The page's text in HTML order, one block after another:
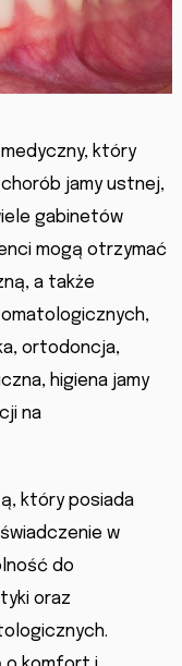
który
jamy ustnej,
gabinetów
mogą otrzymać
a także
ortodoncja,
higiena jamy
na
który posiada
w
do
oraz